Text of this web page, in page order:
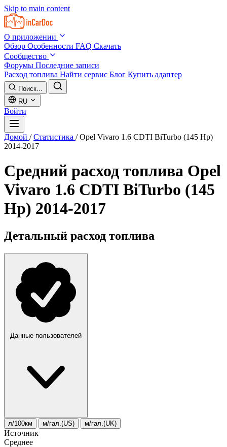
Skip to main content
О приложении
Обзор Особенности FAQ Скачать
Сообщество
Форумы Последние записи
Расход топлива Найти сервис Блог Купить адаптер
Поиск...
RU
Войти
Домой / Статистика / Opel Vivaro 1.6 CDTI BiTurbo (145 Hp)
2014-2017
Средний расход топлива Opel
Vivaro 1.6 CDTI BiTurbo (145
Hp) 2014-2017
Детальный расход топлива
Данные пользователей
л/100км м/гал.(US) м/гал.(UK)
Источник
Среднее